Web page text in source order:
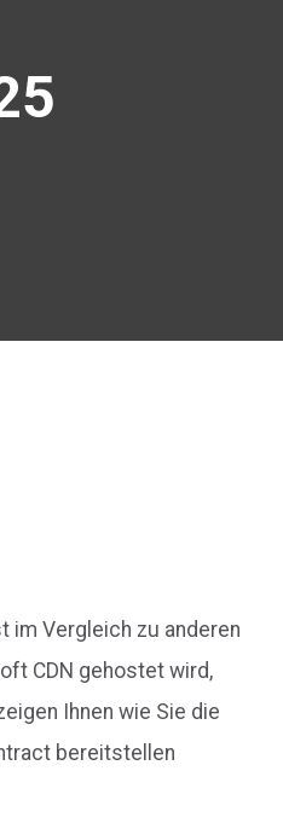
im Vergleich zu anderen
CDN gehostet wird,
Ihnen wie Sie die
bereitstellen